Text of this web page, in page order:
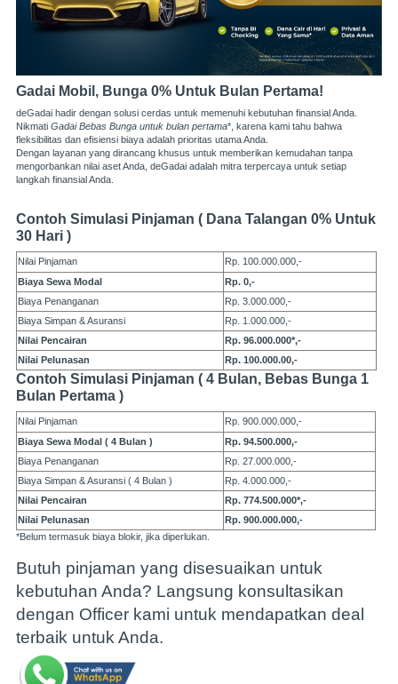
Gadai Mobil, Bunga 0% Untuk Bulan Pertama!
deGadai hadir dengan solusi cerdas untuk memenuhi kebutuhan finansial Anda.
Nikmati Gadai Bebas Bunga untuk bulan pertama*, karena kami tahu bahwa
fleksibilitas dan efisiensi biaya adalah prioritas utama Anda.
Dengan layanan yang dirancang khusus untuk memberikan kemudahan tanpa
mengorbankan nilai aset Anda, deGadai adalah mitra terpercaya untuk setiap
langkah finansial Anda.
Contoh Simulasi Pinjaman ( Dana Talangan 0% Untuk
30 Hari )
Nilai Pinjaman
Rp. 100.000.000,-
Biaya Sewa Modal
Rp. 0,-
Biaya Penanganan
Rp. 3.000.000,-
Biaya Simpan & Asuransi
Rp. 1.000.000,-
Nilai Pencairan
Rp. 96.000.000*,-
Nilai Pelunasan
Rp. 100.000.00,-
Contoh Simulasi Pinjaman ( 4 Bulan, Bebas Bunga 1
Bulan Pertama )
Nilai Pinjaman
Rp. 900.000.000,-
Biaya Sewa Modal ( 4 Bulan )
Rp. 94.500.000,-
Biaya Penanganan
Rp. 27.000.000,-
Biaya Simpan & Asuransi ( 4 Bulan )
Rp. 4.000.000,-
Nilai Pencairan
Rp. 774.500.000*,-
Nilai Pelunasan
Rp. 900.000.000,-
*Belum termasuk biaya blokir, jika diperlukan.
Butuh pinjaman yang disesuaikan untuk
kebutuhan Anda? Langsung konsultasikan
dengan Officer kami untuk mendapatkan deal
terbaik untuk Anda.